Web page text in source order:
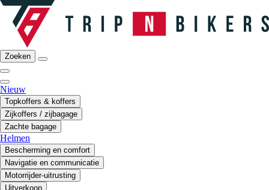
Zoeken
Nieuw
Topkoffers & koffers
Zijkoffers / zijbagage
Zachte bagage
Helmen
Bescherming en comfort
Navigatie en communicatie
Motorrijder-uitrusting
Uitverkoop